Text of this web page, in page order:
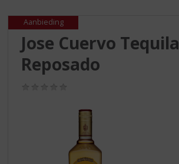
p
Aanbieding
Jose Cuervo Tequila
Reposado